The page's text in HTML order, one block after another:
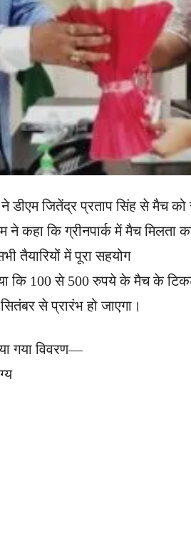
डीएम जितेंद्र प्रताप सिंह से मैच
ने कहा कि ग्रीनपार्क में मैच मिलता
तैयारियों में पूरा सहयोग
कि 100 से 500 रुपये के मैच के
से प्रारंभ हो जाएगा।
गया विवरण—